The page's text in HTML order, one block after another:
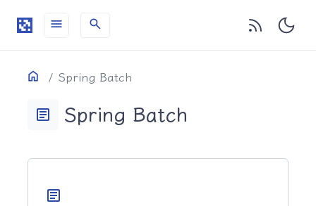
menu search
Home Spring Batch
目录
article Spring Batch
article